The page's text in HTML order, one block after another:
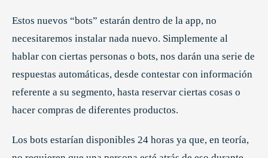
Estos nuevos “bots” estarán dentro de la app, no
necesitaremos instalar nada nuevo. Simplemente al
hablar con ciertas personas o bots, nos darán una serie de
respuestas automáticas, desde contestar con información
referente a su segmento, hasta reservar ciertas cosas o
hacer compras de diferentes productos.
Los bots estarían disponibles 24 horas ya que, en teoría,